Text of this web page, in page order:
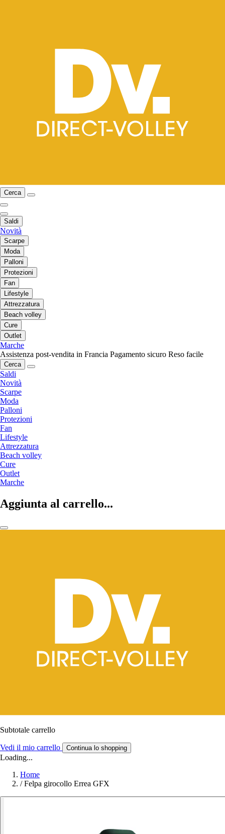
Cerca
Saldi
Novità
Scarpe
Moda
Palloni
Protezioni
Fan
Lifestyle
Attrezzatura
Beach volley
Cure
Outlet
Marche
Assistenza post-vendita in Francia Pagamento sicuro Reso facile
Cerca
Saldi
Novità
Scarpe
Moda
Palloni
Protezioni
Fan
Lifestyle
Attrezzatura
Beach volley
Cure
Outlet
Marche
Aggiunta al carrello...
Subtotale carrello
Vedi il mio carrello Continua lo shopping
Loading...
Home
/ Felpa girocollo Errea GFX